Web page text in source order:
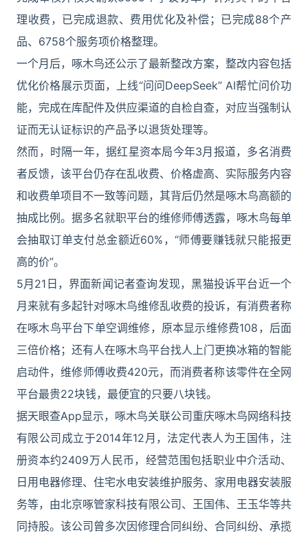
理收费，已完成退款、费用优化及补偿；已完成88个产
品、6758个服务项价格整理。
一个月后，啄木鸟还公示了最新整改方案，整改内容包括
优化价格展示页面，上线“问问DeepSeek” AI帮忙问价功
能，完成在库配件及供应渠道的自检自查，对应当强制认
证而无认证标识的产品予以退货处理等。
然而，时隔一年，据红星资本局今年3月报道，多名消费
者反馈，该平台仍存在乱收费、价格虚高、实际服务内容
和收费单项目不一致等问题，其背后仍然是啄木鸟高额的
抽成比例。据多名就职平台的维修师傅透露，啄木鸟每单
会抽取订单支付总金额近60%，“师傅要赚钱就只能报更
高的价”。
5月21日，界面新闻记者查询发现，黑猫投诉平台近一个
月来就有多起针对啄木鸟维修乱收费的投诉，有消费者称
在啄木鸟平台下单空调维修，原本显示维修费108，后面
三倍价格；还有人在啄木鸟平台找人上门更换冰箱的智能
启动件，维修师傅收费420元，而消费者称该零件在全网
平台最贵22块钱，最便宜的只要八块钱。
据天眼查App显示，啄木鸟关联公司重庆啄木鸟网络科技
有限公司成立于2014年12月，法定代表人为王国伟，注
册资本约2409万人民币，经营范围包括职业中介活动、
日用电器修理、住宅水电安装维护服务、家用电器安装服
务等，由北京啄管家科技有限公司、王国伟、王玉华等共
同持股。该公司曾多次因修理合同纠纷、合同纠纷、承揽